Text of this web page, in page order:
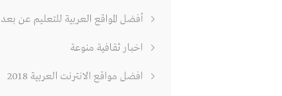
أفضل المواقع العربية للتعليم عن بعد
اخبار ثقافية منوعة
افضل مواقع الانترنت العربية 2018